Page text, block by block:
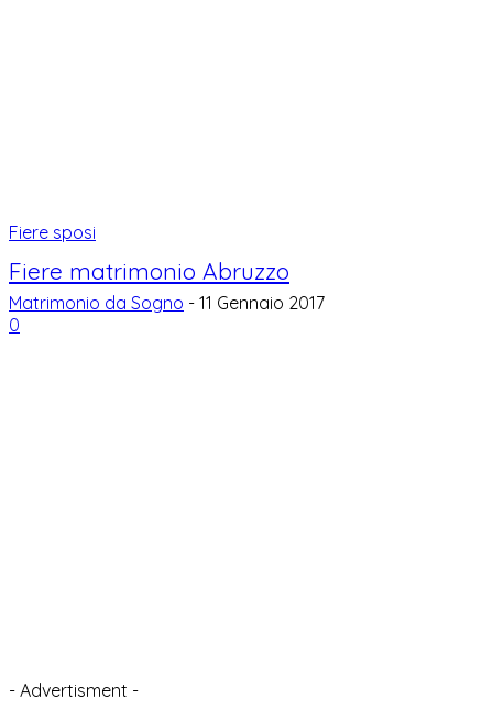
Fiere sposi
Fiere matrimonio Abruzzo
Matrimonio da Sogno - 11 Gennaio 2017
0
- Advertisment -